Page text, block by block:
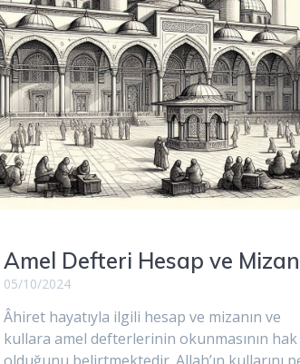
Amel Defteri Hesap ve Mizan
05/10/2024
Âhiret hayatıyla ilgili hesap ve mizanın ve
kullara amel defterlerinin okunmasının hak